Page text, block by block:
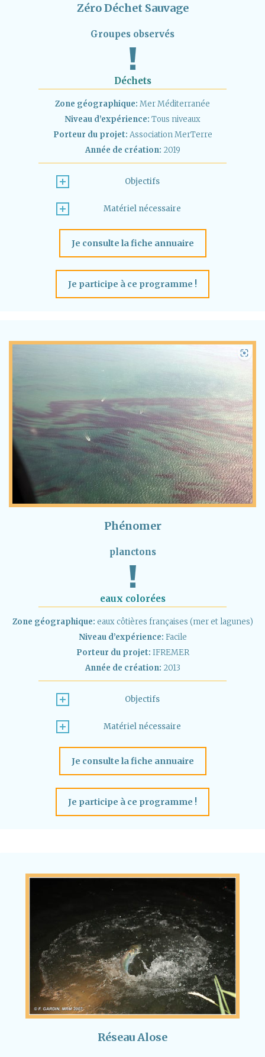
Zéro Déchet Sauvage
Groupes observés
Déchets
Zone géographique: Mer Méditerranée
Niveau d’expérience: Tous niveaux
Porteur du projet: Association MerTerre
Année de création: 2019
Objectifs
Matériel nécessaire
Je consulte la fiche annuaire
Je participe à ce programme !
Phénomer
planctons
eaux colorées
Zone géographique: eaux côtières françaises (mer et lagunes)
Niveau d’expérience: Facile
Porteur du projet: IFREMER
Année de création: 2013
Objectifs
Matériel nécessaire
Je consulte la fiche annuaire
Je participe à ce programme !
Réseau Alose